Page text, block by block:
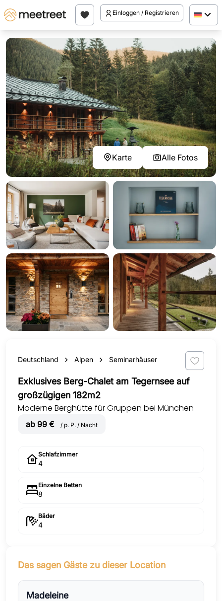
Einloggen / Registrieren
Karte Alle Fotos
Deutschland Alpen Seminarhäuser
Exklusives Berg-Chalet am Tegernsee auf
großzügigen 182m2
Moderne Berghütte für Gruppen bei München
ab 99 € / p. P. / Nacht
Schlafzimmer
4
Einzelne Betten
8
Bäder
4
Das sagen Gäste zu dieser Location
Madeleine